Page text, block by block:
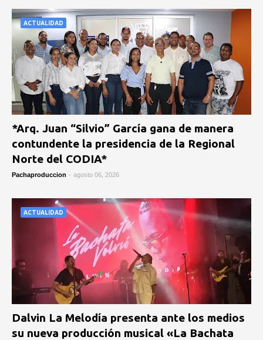
ACTUALIDAD
*Arq. Juan “Silvio” García gana de manera
contundente la presidencia de la Regional
Norte del CODIA*
Pachaproduccion - agosto 06, 2026
ACTUALIDAD
Dalvin La Melodía presenta ante los medios
su nueva producción musical «La Bachata